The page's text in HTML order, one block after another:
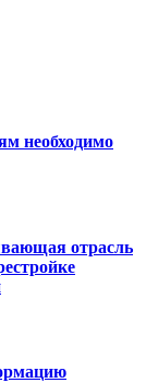
необходимо
отрасль